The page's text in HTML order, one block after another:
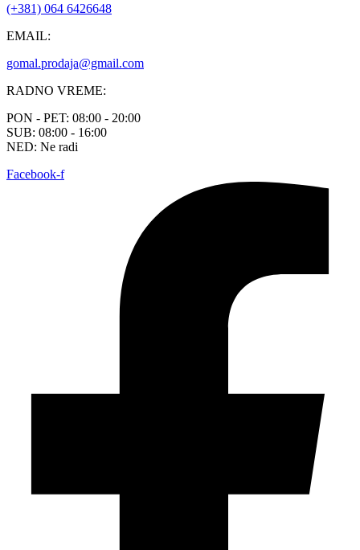
(+381) 064 6426648
EMAIL:
gomal.prodaja@gmail.com
RADNO VREME:
PON - PET: 08:00 - 20:00
SUB: 08:00 - 16:00
NED: Ne radi
Facebook-f